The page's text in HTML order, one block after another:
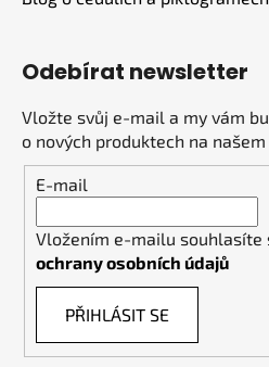
Odebírat newsletter
Vložte svůj e-mail a my vám
o nových produktech na
E-mail
Vložením e-mailu souhlasíte
ochrany osobních údajů
PŘIHLÁSIT SE